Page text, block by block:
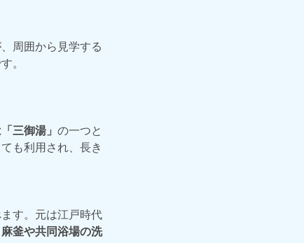
周囲から見学する
。
三御湯」 の一つと
も利用され、長き
す。元は江戸時代
麻釜や共同浴場の洗